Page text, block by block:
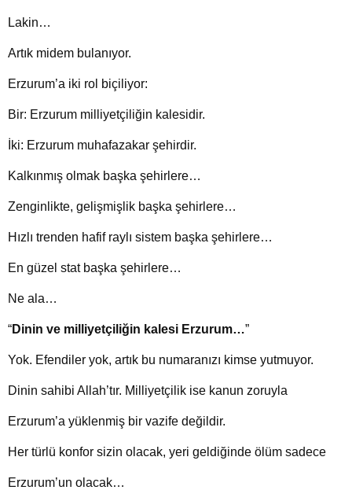
Lakin…
Artık midem bulanıyor.
Erzurum’a iki rol biçiliyor:
Bir: Erzurum milliyetçiliğin kalesidir.
İki: Erzurum muhafazakar şehirdir.
Kalkınmış olmak başka şehirlere…
Zenginlikte, gelişmişlik başka şehirlere…
Hızlı trenden hafif raylı sistem başka şehirlere…
En güzel stat başka şehirlere…
Ne ala…
“Dinin ve milliyetçiliğin kalesi Erzurum…”
Yok. Efendiler yok, artık bu numaranızı kimse yutmuyor.
Dinin sahibi Allah’tır. Milliyetçilik ise kanun zoruyla
Erzurum’a yüklenmiş bir vazife değildir.
Her türlü konfor sizin olacak, yeri geldiğinde ölüm sadece
Erzurum’un olacak…